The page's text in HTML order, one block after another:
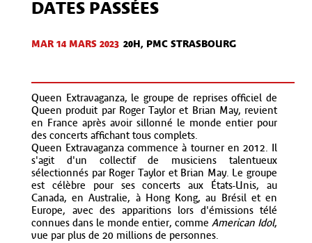
DATES PASSÉES
MAR 14 MARS 2023 20H, PMC STRASBOURG
Queen Extravaganza, le groupe de reprises officiel de
Queen produit par Roger Taylor et Brian May, revient
en France après avoir sillonné le monde entier pour
des concerts affichant tous complets.
Queen Extravaganza commence à tourner en 2012. Il
s'agit d'un collectif de musiciens talentueux
sélectionnés par Roger Taylor et Brian May. Le groupe
est célèbre pour ses concerts aux États-Unis, au
Canada, en Australie, à Hong Kong, au Brésil et en
Europe, avec des apparitions lors d'émissions télé
connues dans le monde entier, comme American Idol,
vue par plus de 20 millions de personnes.